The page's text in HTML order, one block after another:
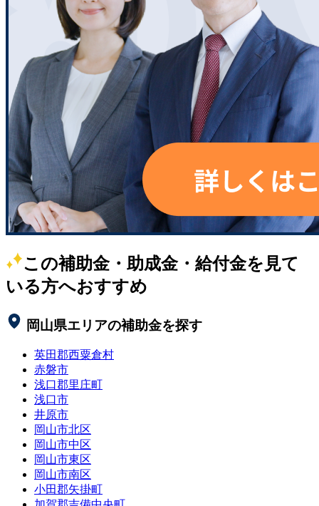
この補助金・助成金・給付金を見て
いる方へおすすめ
岡山県エリアの補助金を探す
英田郡西粟倉村
赤磐市
浅口郡里庄町
浅口市
井原市
岡山市北区
岡山市中区
岡山市東区
岡山市南区
小田郡矢掛町